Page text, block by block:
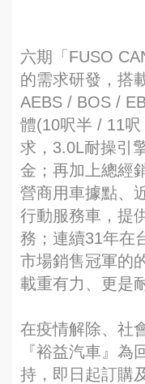
六期「FUSO
的需求研發，搭
AEBS / BOS /
體(10呎半 / 11
求，3.0L耐操引
金；再加上總經
營商用車據點、
行動服務車，提
務；連續31年在
市場銷售冠軍的
載重有力、更是
在疫情解除、社
『裕益汽車』為
持，即日起訂購